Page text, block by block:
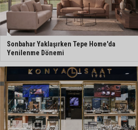
Sonbahar Yaklaşırken Tepe Home'da
Yenilenme Dönemi